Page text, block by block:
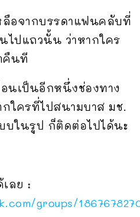
ลือจากบรรดาแฟนคลับที่
ปแถวนั้น ว่าหากใคร
คืนที
นเป็นอีกหนึ่งช่องทาง
ใครที่ไปสนามบาส มช.
บในรูป ก็ติดต่อไปได้นะ
ลย :
groups/